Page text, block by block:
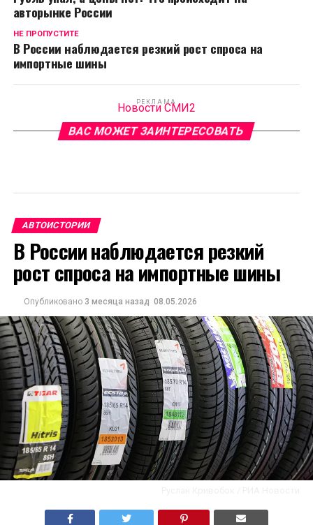
авторынке России
НЕ ПРОПУСТИТЕ
В России наблюдается резкий рост спроса на
импортные шины
РЕКЛАМА
Новости СМИ2
ВАС МОЖЕТ ЗАИНТЕРЕСОВАТЬ
АВТОИСТОРИИ
В России наблюдается резкий
рост спроса на импортные шины
Опубликовано 3 месяца назад 08.05.2026